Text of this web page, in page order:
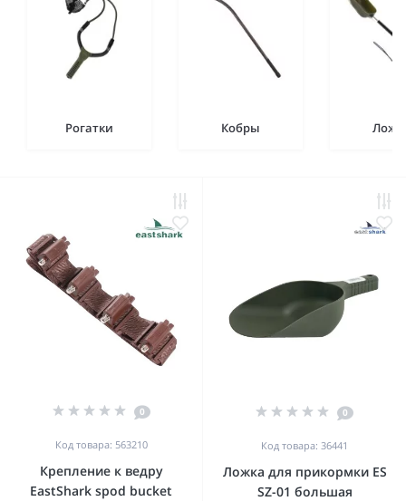
Рогатки Кобры
0
Код товара: 563210
Крепление к ведру
EastShark spod bucket
0
Код товара: 36441
Ложка для прикормки ES
SZ-01 большая